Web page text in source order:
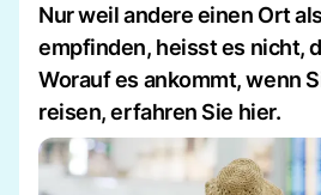
Nur weil andere einen Ort
empfinden, heisst es nicht,
Worauf es ankommt, wenn
reisen, erfahren Sie hier.